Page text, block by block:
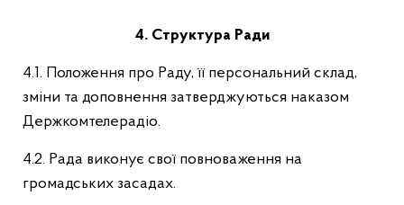
4. Структура Ради
4.1. Положення про Раду, її персональний склад,
зміни та доповнення затверджуються наказом
Держкомтелерадіо.
4.2. Рада виконує свої повноваження на
громадських засадах.